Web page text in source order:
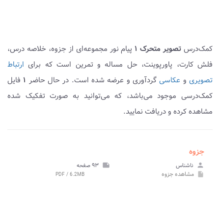
کمک‌درس تصویر متحرک ۱ پیام نور مجموعه‌ای از جزوه، خلاصه درس،
فلش کارت، پاورپوینت، حل مساله و تمرین است که برای ارتباط
تصویریو عکاسیگردآوری و عرضه شده است. در حال حاضر ۱فایل
کمک‌درسی موجود می‌باشد، که می‌توانید به صورت تفکیک شده
مشاهده کرده و دریافت نمایید.
جزوه
person ناشناس note ۹۳ صفحه
insert_drive_file مشاهدهجزوه PDF / 6.2MB